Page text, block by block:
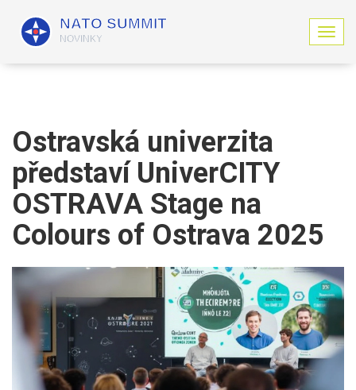
Z
o
Ostravská univerzita
představí UniverCITY
OSTRAVA Stage na
Colours of Ostrava 2025